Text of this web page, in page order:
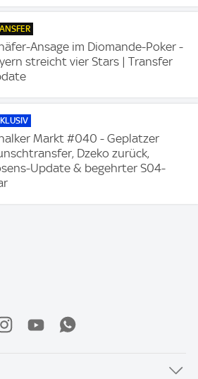
Ansage im Diomande-Poker -
streicht vier Stars | Transfer
Markt #040 - Geplatzer
Dzeko zurück,
Update & begehrter S04-